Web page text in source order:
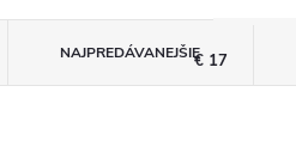
€ 17
NAJPREDÁVANEJŠIE